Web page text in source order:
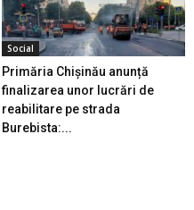
Social
Primăria Chișinău anunță
finalizarea unor lucrări de
reabilitare pe strada
Burebista:...